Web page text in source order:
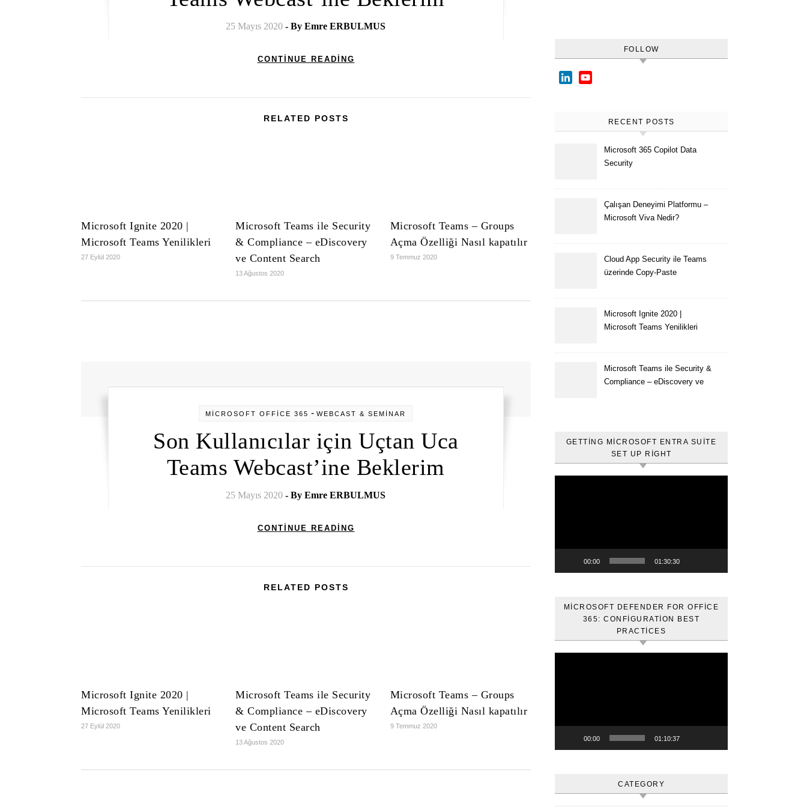
25 Mayıs 2020 - ByEmre ERBULMUS
CONTINUE READING
RELATED POSTS
Microsoft Ignite 2020 |
Microsoft Teams Yenilikleri
27 Eylül 2020
Microsoft Teams ile Security
& Compliance – eDiscovery
ve Content Search
13 Ağustos 2020
Microsoft Teams – Groups
Açma Özelliği Nasıl kapatılır
9 Temmuz 2020
MİCROSOFT OFFİCE 365 -WEBCAST & SEMİNAR
Son Kullanıcılar için Uçtan Uca
Teams Webcast’ine Beklerim
25 Mayıs 2020 - ByEmre ERBULMUS
CONTINUE READING
RELATED POSTS
Microsoft Ignite 2020 |
Microsoft Teams Yenilikleri
27 Eylül 2020
Microsoft Teams ile Security
& Compliance – eDiscovery
ve Content Search
13 Ağustos 2020
Microsoft Teams – Groups
Açma Özelliği Nasıl kapatılır
9 Temmuz 2020
FOLLOW
LinkedIn
RECENT POSTS
Microsoft 365 Copilot Data
Security
Çalışan Deneyimi Platformu –
Microsoft Viva Nedir?
Cloud App Security ile Teams
üzerinde Copy-Paste
Microsoft Ignite 2020 |
Microsoft Teams Yenilikleri
Microsoft Teams ile Security &
Compliance – eDiscovery ve
GETTING MICROSOFT ENTRA SUITE
SET UP RIGHT
00:00 01:30:30
MICROSOFT DEFENDER FOR OFFICE
365: CONFIGURATION BEST
PRACTICES
00:00 01:10:37
CATEGORY